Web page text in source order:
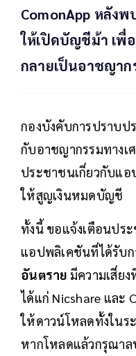
ComonApp หลัง
ให้เปิดบัญชีม้า เพื่อ
กลายเป็นอาชญาก
กองบังคับการปราบป
กับอาชญากรรมทางเ
ประชาชนเกี่ยวกับแ
ให้สูญเงินหมดบัญชี
ทั้งนี้ ขอแจ้งเตือนปร
แอปพลิเคชันที่ได้รับก
อันตราย มีความเสี่ย
ได้แก่ Nicshare และ
ให้ดาวน์โหลดทั้งในร
หากโหลดแล้วกรุณา